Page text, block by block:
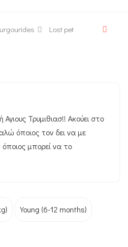
Lost pet
Τρυμιθιασ!! Ακούει στο
όποιος τον δει να με
μπορεί να το
Young (6-12 months)